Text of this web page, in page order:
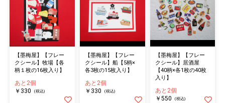
【墨梅屋】【フレー
クシール】牧場【各
柄１枚の16枚入り】
あと2個
￥330
(税込)
【墨梅屋】【フレー
クシール】船【5柄×
各3枚の15枚入り】
あと2個
￥330
(税込)
【墨梅屋】【フレー
クシール】居酒屋
【40柄×各1枚の40枚
入り】
あと2個
￥550
(税込)